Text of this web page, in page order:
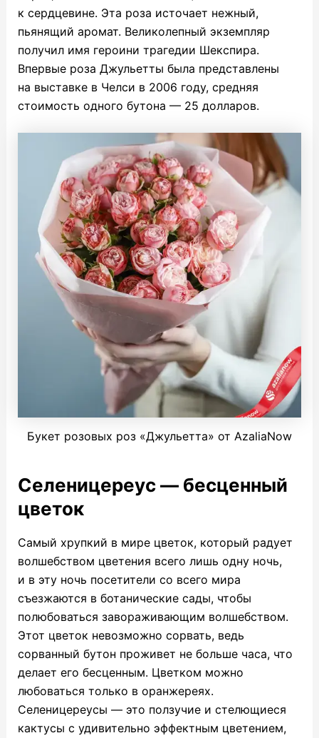
к сердцевине. Эта роза источает нежный,
пьянящий аромат. Великолепный экземпляр
получил имя героини трагедии Шекспира.
Впервые роза Джульетты была представлены
на выставке в Челси в 2006 году, средняя
стоимость одного бутона — 25 долларов.
Букет розовых роз «Джульетта» от AzaliaNow
Селеницереус — бесценный
цветок
Самый хрупкий в мире цветок, который радует
волшебством цветения всего лишь одну ночь,
и в эту ночь посетители со всего мира
съезжаются в ботанические сады, чтобы
полюбоваться завораживающим волшебством.
Этот цветок невозможно сорвать, ведь
сорванный бутон проживет не больше часа, что
делает его бесценным. Цветком можно
любоваться только в оранжереях.
Селеницереусы — это ползучие и стелющиеся
кактусы с удивительно эффектным цветением,